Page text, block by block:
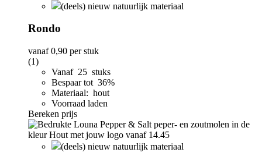
(deels) nieuw natuurlijk materiaal
Rondo
vanaf0,90 per stuk
(1)
Vanaf 25 stuks
Bespaar tot 36%
Materiaal: hout
Voorraad laden
Bereken prijs
(deels) nieuw natuurlijk materiaal